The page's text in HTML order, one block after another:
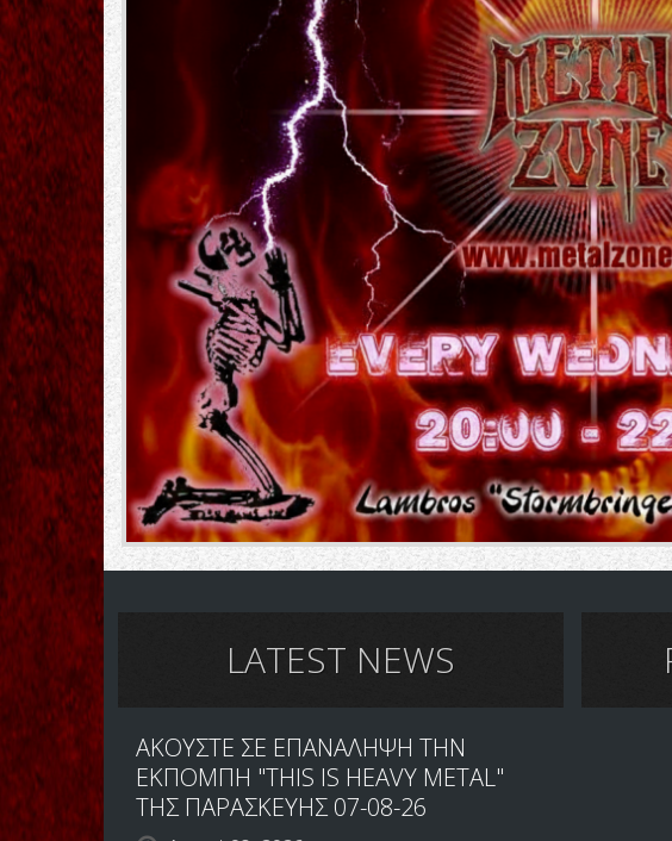
LATEST NEWS
ΑΚΟΥΣΤΕ ΣΕ ΕΠΑΝΑΛΗΨΗ ΤΗΝ
ΕΚΠΟΜΠΗ "THIS IS HEAVY METAL"
ΤΗΣ ΠΑΡΑΣΚΕΥΗΣ 07-08-26